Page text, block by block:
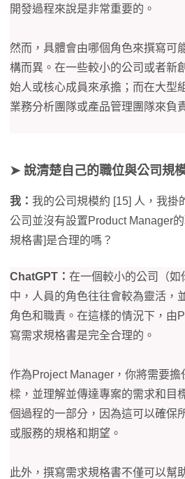
開發過程來說是非常重要的。
然而，具體會由哪個角色來撰寫可
構而異。在一些較小的公司或者新
始人或核心成員來承擔；而在大型
業務分析團隊或產品管理團隊來負
➤ 說清楚自己的職位與公司規
我： 我的公司規模約 [15] 人，我掛
公司並沒有設置Product Manager
規格書]是合理的嗎？
ChatGPT： 在一個較小的公司（如
中，人員的角色往往會較為靈活，
角色和職責。在這樣的情況下，由
寫需求規格書是完全合理的。
作為Project Manager，你將需要
樑，並理解並傳達專案的需求和目
個過程的一部分，因為這可以確保
或服務的規格和期望。
此外，撰寫需求規格書不僅可以幫